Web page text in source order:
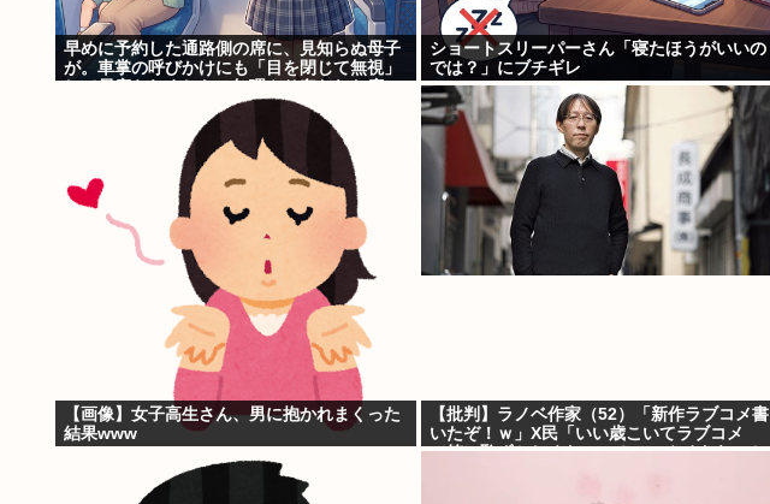
早めに予約した通路側の席に、見知らぬ母子
が。車掌の呼びかけにも「目を閉じて無視」
は、結局“やったもん勝ち”になっ...
ショートスリーパーさん「寝たほうがいいの
では？」にブチギレ
【画像】女子高生さん、男に抱かれまくった
結果www
【批判】ラノベ作家（52）「新作ラブコメ書
いたぞ！ｗ」X民「いい歳こいてラブコメ
（笑）恥ずかしくないの？」←やめたれｗと